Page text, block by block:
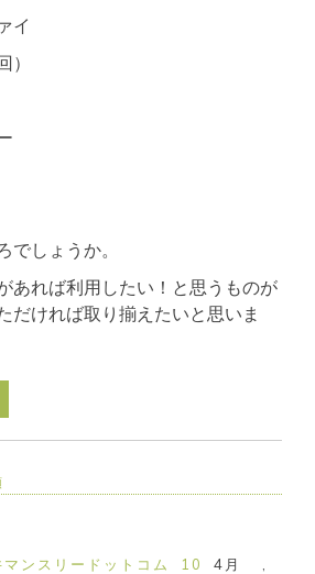
イ
）
でしょうか。
あれば利用したい！と思うものが
だければ取り揃えたいと思いま
マンスリードットコム 10 4月